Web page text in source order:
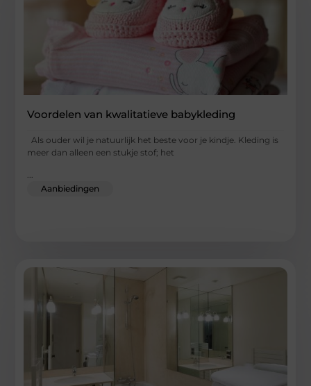
Voordelen van kwalitatieve babykleding
Als ouder wil je natuurlijk het beste voor je kindje. Kleding is
meer dan alleen een stukje stof; het
...
Aanbiedingen